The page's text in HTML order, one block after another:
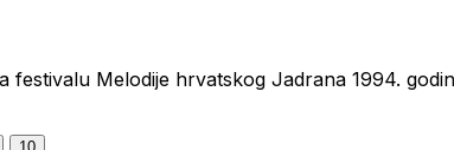
festivalu Melodije hrvatskog Jadrana 1994.